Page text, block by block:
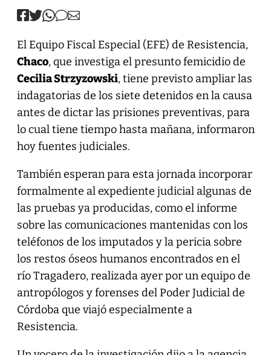
El Equipo Fiscal Especial (EFE) de Resistencia,
Chaco, que investiga el presunto femicidio de
Cecilia Strzyzowski, tiene previsto ampliar las
indagatorias de los siete detenidos en la causa
antes de dictar las prisiones preventivas, para
lo cual tiene tiempo hasta mañana, informaron
hoy fuentes judiciales.
También esperan para esta jornada incorporar
formalmente al expediente judicial algunas de
las pruebas ya producidas, como el informe
sobre las comunicaciones mantenidas con los
teléfonos de los imputados y la pericia sobre
los restos óseos humanos encontrados en el
río Tragadero, realizada ayer por un equipo de
antropólogos y forenses del Poder Judicial de
Córdoba que viajó especialmente a
Resistencia.